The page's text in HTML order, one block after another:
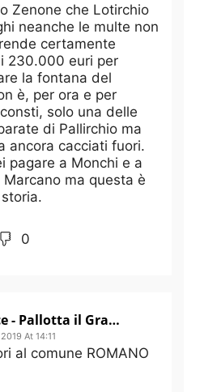
Zenone che Lotirchio
neanche le multe non
certamente
230.000 euri per
la fontana del
è, per ora e per
solo una delle
di Pallirchio ma
ancora cacciati fuori.
pagare a Monchi e a
Marcano ma questa è
storia.
0
Semplice - Pallotta il Grande
At 14:11
al comune ROMANO